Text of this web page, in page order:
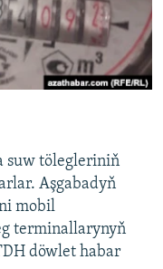
suw tölegleriniň
Aşgabadyň
mobil
terminallarynyň
döwlet habar